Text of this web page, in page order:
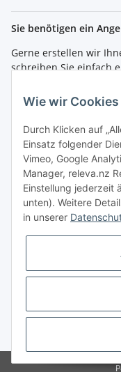
Sie benötigen ein
Gerne erstellen wir
schreiben Sie einfach
Bestellen per Fax oder
Tel.: 0261 / 50089561
Fax: 0261 / 50089555
So erreichen Sie uns
Shop.4teachers.de
Maximinstraße 1
56072 Koblenz
Tel.: 0261 / 50089561
* Alle Preise inkl. gesetzlicher
Wie wir
Durch Klicken auf
Einsatz folgender
Vimeo, Google
Manager, releva.nz
Einstellung jederzeit
unten). Weitere
in unserer